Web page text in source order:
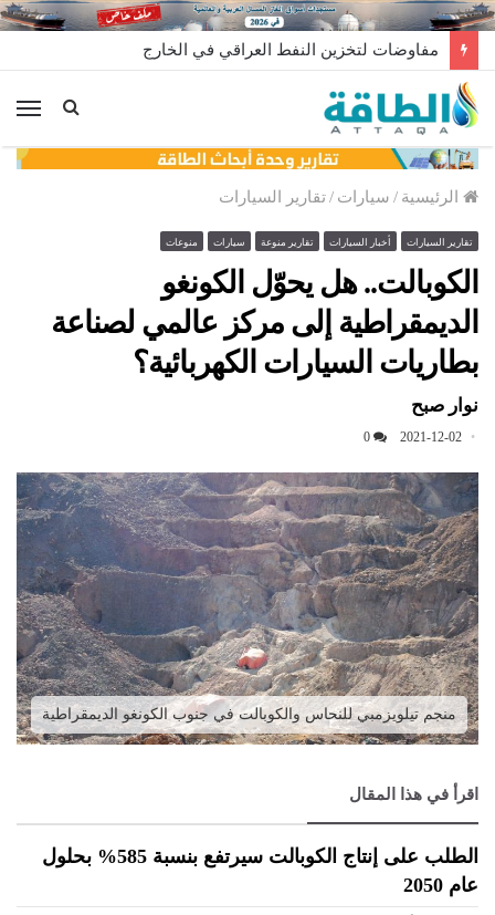
الرئيسية / سيارات /تقارير السيارات
تقارير السيارات أخبار السيارات تقارير منوعة سيارات منوعات
الكوبالت.. هل يحوّل الكونغو
الديمقراطية إلى مركز عالمي لصناعة
بطاريات السيارات الكهربائية؟
نوار صبح
2021-12-02
0
منجم تيلويزمبي للنحاس والكوبالت في جنوب الكونغو الديمقراطية
اقرأ في هذا المقال
الطلب على إنتاج الكوبالت سيرتفع بنسبة 585% بحلول
عام 2050